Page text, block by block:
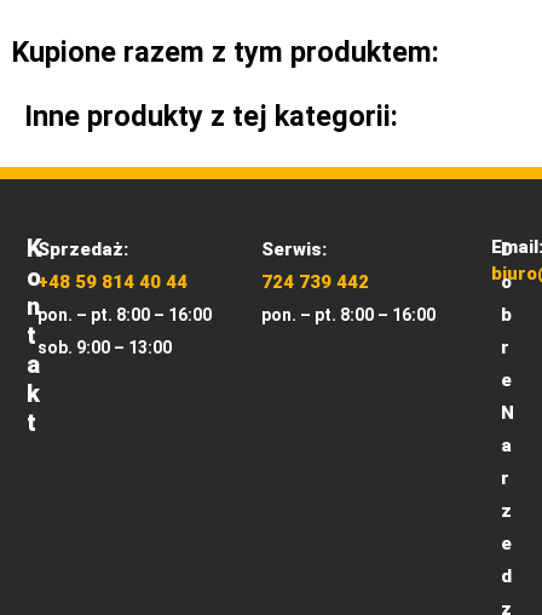
Kupione razem z tym produktem:
Inne produkty z tej kategorii:
K
O
N
T
A
K
T
Sprzedaż:
+48 59 814 40 44
pon. – pt. 8:00 – 16:00
sob. 9:00 – 13:00
Serwis:
724 739 442
pon. – pt. 8:00 – 16:00
Email:
D
o
b
r
e
N
a
r
z
e
d
z